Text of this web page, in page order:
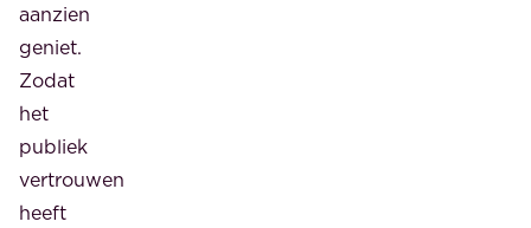
aanzien
geniet.
Zodat
het
publiek
vertrouwen
heeft